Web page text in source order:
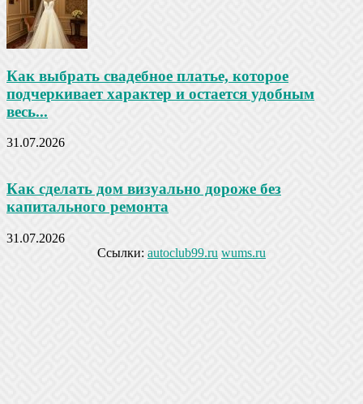
Как выбрать свадебное платье, которое
подчеркивает характер и остается удобным
весь...
31.07.2026
Как сделать дом визуально дороже без
капитального ремонта
31.07.2026
Ссылки: autoclub99.ru wums.ru